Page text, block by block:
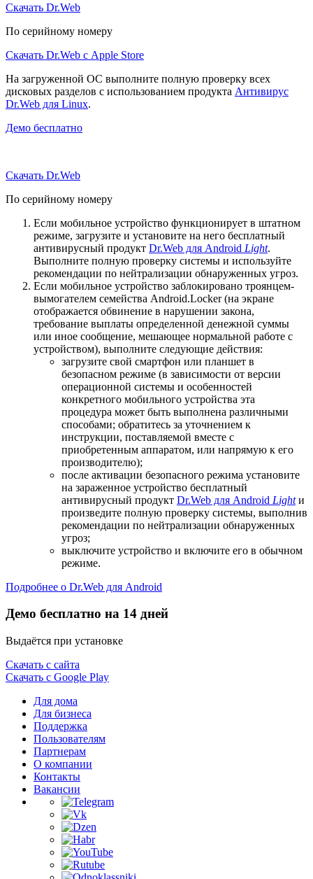
Скачать Dr.Web
По серийному номеру
Скачать Dr.Web с Apple Store
На загруженной ОС выполните полную проверку всех
дисковых разделов с использованием продукта Антивирус
Dr.Web для Linux.
Демо бесплатно
Скачать Dr.Web
По серийному номеру
Если мобильное устройство функционирует в штатном
режиме, загрузите и установите на него бесплатный
антивирусный продукт Dr.Web для Android Light.
Выполните полную проверку системы и используйте
рекомендации по нейтрализации обнаруженных угроз.
Если мобильное устройство заблокировано троянцем-
вымогателем семейства Android.Locker (на экране
отображается обвинение в нарушении закона,
требование выплаты определенной денежной суммы
или иное сообщение, мешающее нормальной работе с
устройством), выполните следующие действия:
загрузите свой смартфон или планшет в
безопасном режиме (в зависимости от версии
операционной системы и особенностей
конкретного мобильного устройства эта
процедура может быть выполнена различными
способами; обратитесь за уточнением к
инструкции, поставляемой вместе с
приобретенным аппаратом, или напрямую к его
производителю);
после активации безопасного режима установите
на зараженное устройство бесплатный
антивирусный продукт Dr.Web для Android Lightи
произведите полную проверку системы, выполнив
рекомендации по нейтрализации обнаруженных
угроз;
выключите устройство и включите его в обычном
режиме.
Подробнее о Dr.Web для Android
Демо бесплатно на 14 дней
Выдаётся при установке
Скачать с сайта
Скачать с Google Play
Для дома
Для бизнеса
Поддержка
Пользователям
Партнерам
О компании
Контакты
Вакансии